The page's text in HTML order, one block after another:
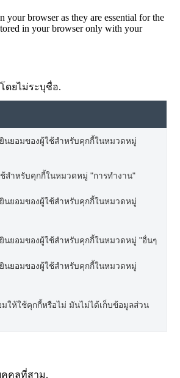
your browser as they are essential for the
in your browser only with your
ดยไม่ระบุชื่อ.
นยอมของผู้ใช้สำหรับคุกกี้ในหมวดหมู่
สำหรับคุกกี้ในหมวดหมู่ "การทำงาน"
นยอมของผู้ใช้สำหรับคุกกี้ในหมวดหมู่
นยอมของผู้ใช้สำหรับคุกกี้ในหมวดหมู่ "อื่นๆ
นยอมของผู้ใช้สำหรับคุกกี้ในหมวดหมู่
ให้ใช้คุกกี้หรือไม่ มันไม่ได้เก็บข้อมูลส่วน
คคลที่สาม.